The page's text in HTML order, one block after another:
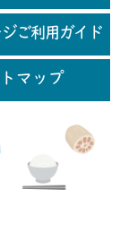
ご利用ガイド
マップ